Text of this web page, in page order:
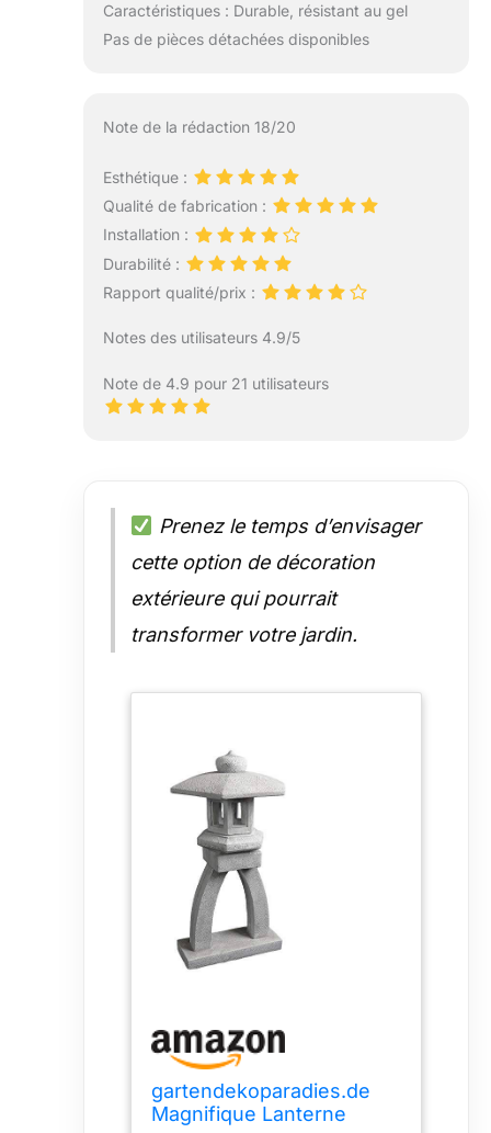
Caractéristiques : Durable, résistant au gel
Pas de pièces détachées disponibles
Note de la rédaction 18/20
Esthétique :
Qualité de fabrication :
Installation :
Durabilité :
Rapport qualité/prix :
Notes des utilisateurs 4.9/5
Note de 4.9 pour 21 utilisateurs
Prenez le temps d’envisager
cette option de décoration
extérieure qui pourrait
transformer votre jardin.
gartendekoparadies.de
Magnifique Lanterne